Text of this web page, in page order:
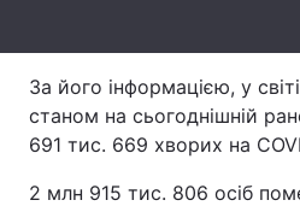
Інтерв'ю
Архів
Контакти
За його інформацією, у
станом на сьогоднішній
691 тис. 669 хворих на
2 млн 915 тис. 806 осіб